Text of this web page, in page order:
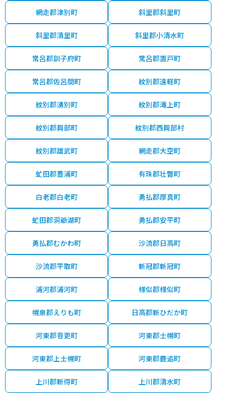
網走郡津別町 斜里郡斜里町
斜里郡清里町 斜里郡小清水町
常呂郡訓子府町 常呂郡置戸町
常呂郡佐呂間町 紋別郡遠軽町
紋別郡湧別町 紋別郡滝上町
紋別郡興部町 紋別郡西興部村
紋別郡雄武町 網走郡大空町
虻田郡豊浦町 有珠郡壮瞥町
白老郡白老町 勇払郡厚真町
虻田郡洞爺湖町 勇払郡安平町
勇払郡むかわ町 沙流郡日高町
沙流郡平取町 新冠郡新冠町
浦河郡浦河町 様似郡様似町
幌泉郡えりも町 日高郡新ひだか町
河東郡音更町 河東郡士幌町
河東郡上士幌町 河東郡鹿追町
上川郡新得町 上川郡清水町